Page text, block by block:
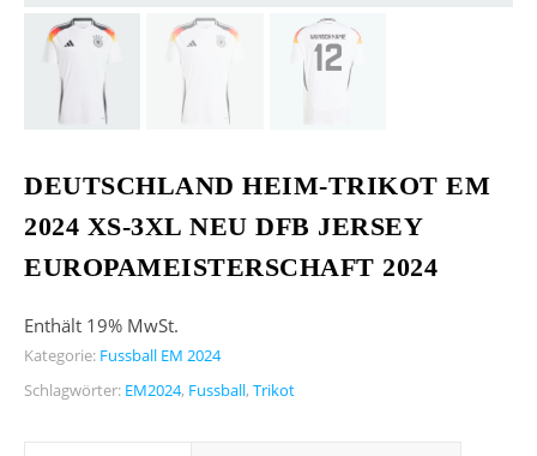
DEUTSCHLAND HEIM-TRIKOT EM
2024 XS-3XL NEU DFB JERSEY
EUROPAMEISTERSCHAFT 2024
Enthält 19% MwSt.
Kategorie: Fussball EM 2024
Schlagwörter: EM2024, Fussball, Trikot